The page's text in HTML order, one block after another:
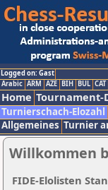
Logged on: Gast
Arabic ARM AZE BIH BUL CAT
Home Tournament-
Turnierschach-Elozahl
Allgemeines Turnier
Willkommen
FIDE-Elolisten